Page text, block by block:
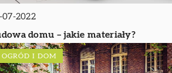
07-2022
domu – jakie materiały?
OGRÓD I DOM